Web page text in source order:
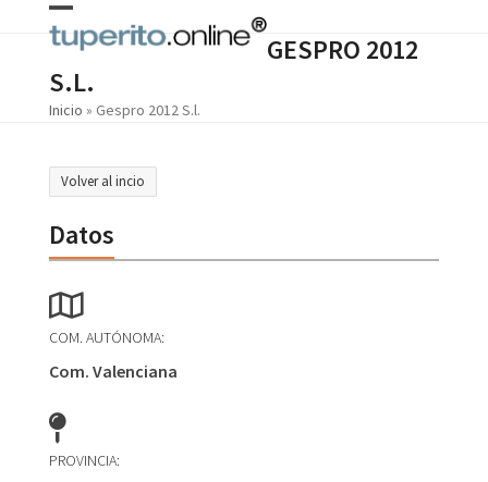
Open
mobile
menu
Close
mobile
menu
GESPRO 2012
S.L.
Inicio » Gespro 2012 S.l.
Volver al incio
Datos
COM. AUTÓNOMA:
Com. Valenciana
PROVINCIA: